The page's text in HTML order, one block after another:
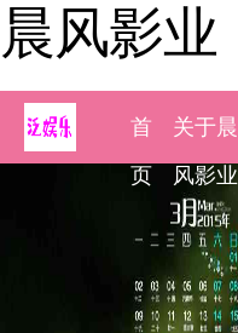
晨风影业
首
页
关于晨
风影业